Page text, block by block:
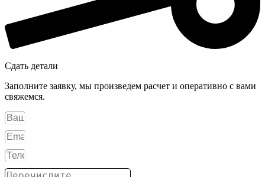
Сдать детали
Заполните заявку, мы произведем расчет и оперативно с вами
свяжемся.